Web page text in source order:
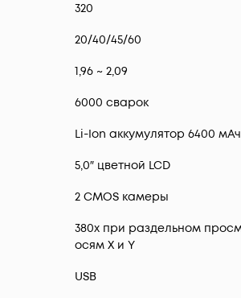
320
20/40/45/60
1,96 ~ 2,09
6000 сварок
Li-Ion аккумулятор 6400 мАч
5,0″ цветной LCD
2 CMOS камеры
380х при раздельном
осям X и Y
USB